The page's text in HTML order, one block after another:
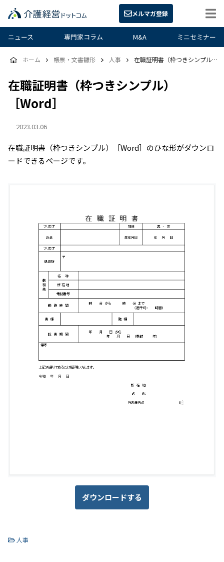
メルマガ登録
ニュース 専門家コラム M&A ミニセミナー
在職証明書（枠つきシンプル）
［Word］
2023.03.06
ホーム 帳票・文書雛形 人事 在職証明書（枠つきシンプル）［Word］
在職証明書（枠つきシンプル）［Word］のひな形がダウンロ
ードできるページです。
ダウンロードする
人事